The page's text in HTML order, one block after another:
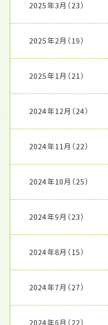
2025年3月 （23）
2025年2月 （19）
2025年1月 （21）
2024年12月 （24）
2024年11月 （22）
2024年10月 （25）
2024年9月 （23）
2024年8月 （15）
2024年7月 （27）